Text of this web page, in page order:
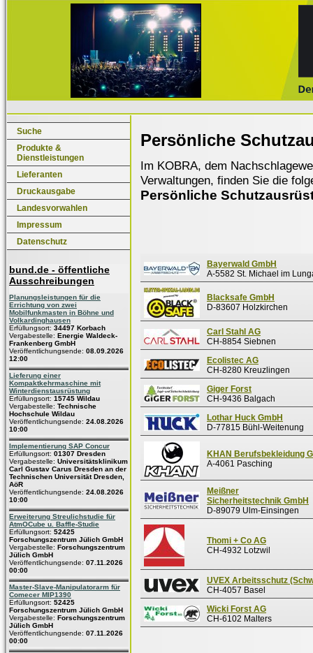
Suche
Produkte &
Dienstleistungen
Lieferanten
Druckausgabe
Landesvorwahlen
Impressum
Datenschutz
bund.de - öffentliche
Ausschreibungen
Planungsleistungen für die
Errichtung von zwei
Mobilfunkmasten in Böhne und
Volkardinghausen
Erfüllungsort: 34497 Korbach
Vergabestelle: Energie Waldeck-
Frankenberg GmbH
Veröffentlichungsende: 08.09.2026
12:00
Lieferung einer
Kompaktkehrmaschine mit
Winterdienstausrüstung
Erfüllungsort: 15745 Wildau
Vergabestelle: Technische
Hochschule Wildau
Veröffentlichungsende: 24.08.2026
10:00
Implementierung SAP Concur
Erfüllungsort: 01307 Dresden
Vergabestelle: Universitätsklinikum
Carl Gustav Carus Dresden an der
Technischen Universität Dresden,
AöR
Veröffentlichungsende: 24.08.2026
10:00
Erweiterung Streulichstudie für
AtmOCube u. Baffle-Studie
Erfüllungsort: 52425
Forschungszentrum Jülich GmbH
Vergabestelle: Forschungszentrum
Jülich GmbH
Veröffentlichungsende: 07.11.2026
00:00
Master-Slave-Manipulatorarm für
Comecer MIP1390
Erfüllungsort: 52425
Forschungszentrum Jülich GmbH
Vergabestelle: Forschungszentrum
Jülich GmbH
Veröffentlichungsende: 07.11.2026
00:00
Persönliche
Im KOBRA, dem
Verwaltungen, finden Sie die
Persönliche
Bayerwald GmbH
A-5582 St. Michael im
Blacksafe GmbH
D-83607 Holzkirchen
Carl Stahl AG
CH-8854 Siebnen
Ecolistec AG
CH-8280 Kreuzlingen
Giger Forst
CH-9436 Balgach
Lothar Huck GmbH
D-77815 Bühl-Weitenung
KHAN Berufsbekleidung
A-4061 Pasching
Meißner
Sicherheitstechnik GmbH
D-89079 Ulm-Einsingen
Thomi + Co AG
CH-4932 Lotzwil
UVEX Arbeitsschutz
CH-4057 Basel
Wicki Forst AG
CH-6102 Malters